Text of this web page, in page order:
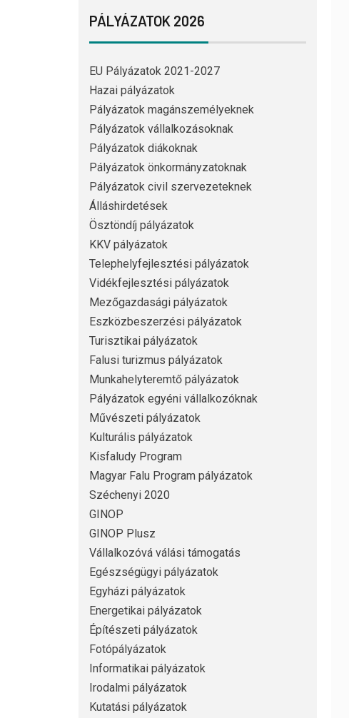
PÁLYÁZATOK 2026
EU Pályázatok 2021-2027
Hazai pályázatok
Pályázatok magánszemélyeknek
Pályázatok vállalkozásoknak
Pályázatok diákoknak
Pályázatok önkormányzatoknak
Pályázatok civil szervezeteknek
Álláshirdetések
Ösztöndíj pályázatok
KKV pályázatok
Telephelyfejlesztési pályázatok
Vidékfejlesztési pályázatok
Mezőgazdasági pályázatok
Eszközbeszerzési pályázatok
Turisztikai pályázatok
Falusi turizmus pályázatok
Munkahelyteremtő pályázatok
Pályázatok egyéni vállalkozóknak
Művészeti pályázatok
Kulturális pályázatok
Kisfaludy Program
Magyar Falu Program pályázatok
Széchenyi 2020
GINOP
GINOP Plusz
Vállalkozóvá válási támogatás
Egészségügyi pályázatok
Egyházi pályázatok
Energetikai pályázatok
Építészeti pályázatok
Fotópályázatok
Informatikai pályázatok
Irodalmi pályázatok
Kutatási pályázatok